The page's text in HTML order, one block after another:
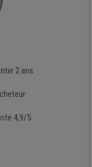
2 ans
4,9/5